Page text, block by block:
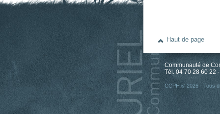
Haut de page
Communauté de
Tél. 04 70 28 60 22
CCPH © 2026 - Tous